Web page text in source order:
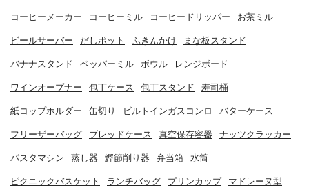
コーヒーメーカー コーヒーミル コーヒードリッパー お茶ミル
ビールサーバー だしポット ふきんかけ まな板スタンド
バナナスタンド ペッパーミル ボウル レンジボード
ワインオープナー 包丁ケース 包丁スタンド 寿司桶
紙コップホルダー 缶切り ビルトインガスコンロ バターケース
フリーザーバッグ ブレッドケース 真空保存容器 ナッツクラッカー
パスタマシン 蒸し器 鰹節削り器 弁当箱 水筒
ピクニックバスケット ランチバッグ プリンカップ マドレーヌ型